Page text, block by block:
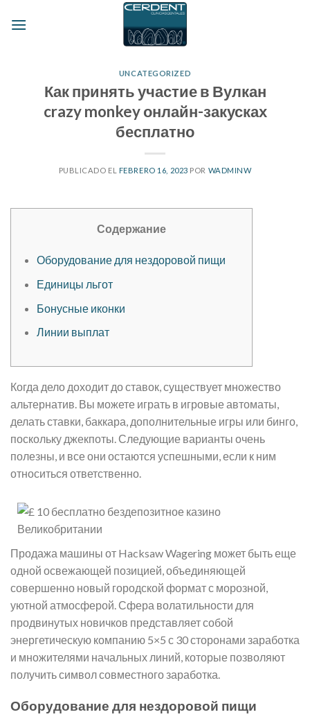
UNCATEGORIZED
Как принять участие в Вулкан
crazy monkey онлайн-закусках
бесплатно
PUBLICADO EL FEBRERO 16, 2023 POR WADMINW
Содержание
Оборудование для нездоровой пищи
Единицы льгот
Бонусные иконки
Линии выплат
Когда дело доходит до ставок, существует множество
альтернатив. Вы можете играть в игровые автоматы,
делать ставки, баккара, дополнительные игры или бинго,
поскольку джекпоты. Следующие варианты очень
полезны, и все они остаются успешными, если к ним
относиться ответственно.
Продажа машины от Hacksaw Wagering может быть еще
одной освежающей позицией, объединяющей
совершенно новый городской формат с морозной,
уютной атмосферой. Сфера волатильности для
продвинутых новичков представляет собой
энергетическую компанию 5×5 с 30 сторонами заработка
и множителями начальных линий, которые позволяют
получить символ совместного заработка.
Оборудование для нездоровой пищи